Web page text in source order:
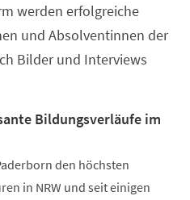
werden erfolgreiche
und Absolventinnen der
Bilder und Interviews
Bildungsverläufe im
den höchsten
in NRW und seit einigen